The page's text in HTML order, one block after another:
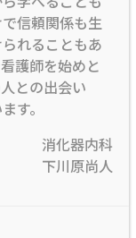
信頼関係も生
れることもあ
護師を始めと
との出会い
す。
消化器内科
下川原尚人